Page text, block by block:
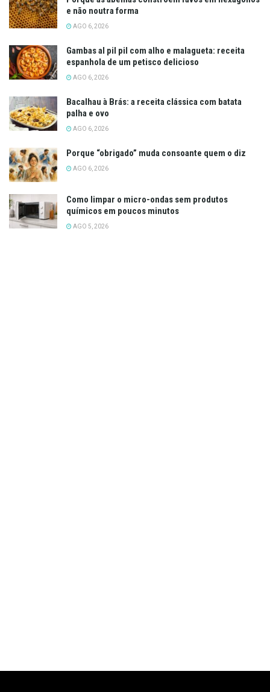
e não noutra forma
AGO 6, 2026
Gambas al pil pil com alho e malagueta: receita
espanhola de um petisco delicioso
AGO 6, 2026
Bacalhau à Brás: a receita clássica com batata
palha e ovo
AGO 6, 2026
Porque “obrigado” muda consoante quem o diz
AGO 6, 2026
Como limpar o micro-ondas sem produtos
químicos em poucos minutos
AGO 5, 2026